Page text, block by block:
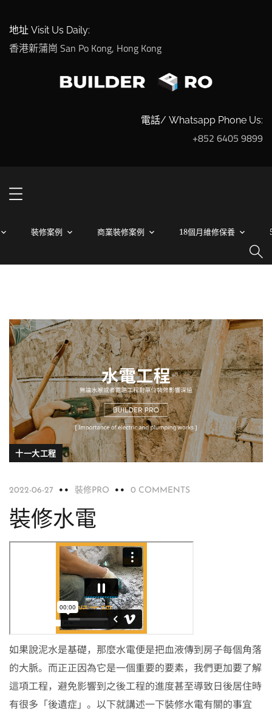
地址 Visit Us Daily:
香港新蒲崗 San Po Kong, Hong Kong
電話/ Whatsapp Phone Us:
+852 6405 9899
裝修案例 商業裝修案例 18個月維修保養
十一大工程
2022-06-27 裝修PRO 0 COMMENTS
裝修水電
如果說泥水是基礎，那麼水電便是把血液傳到房子每個角落
的大脈。而正正因為它是一個重要的要素，我們更加要了解
這項工程，避免影響到之後工程的進度甚至導致日後居住時
有很多「後遺症」。以下就講述一下裝修水電有關的事宜